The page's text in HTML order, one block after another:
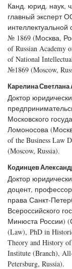
Канд. юрид. наук,
главный эксперт
№ 1869 (Москва,
of Russian Academy
of National
№1869 (Moscow,
Карелина Светлана
Доктор
Московского
Ломоносова
of the Business Law
(Moscow, Russia).
Кодинцев
Доктор
доцент,
права Санкт-
Всероссийского
Минюста России)
(Law), PhD in
Theory and History
Institute (Branch),
Petersburg, Russia).